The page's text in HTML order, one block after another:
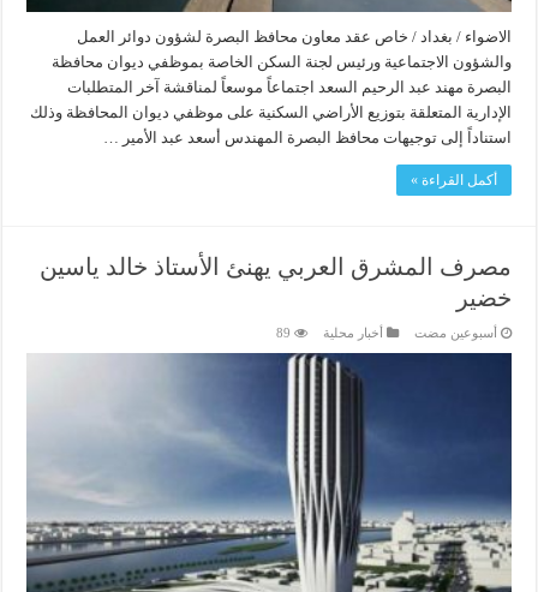
الاضواء / بغداد / خاص عقد معاون محافظ البصرة لشؤون دوائر العمل
والشؤون الاجتماعية ورئيس لجنة السكن الخاصة بموظفي ديوان محافظة
البصرة مهند عبد الرحيم السعد اجتماعاً موسعاً لمناقشة آخر المتطلبات
الإدارية المتعلقة بتوزيع الأراضي السكنية على موظفي ديوان المحافظة وذلك
استناداً إلى توجيهات محافظ البصرة المهندس أسعد عبد الأمير …
أكمل القراءة »
مصرف المشرق العربي يهنئ الأستاذ خالد ياسين
خضير
‏أسبوعين مضت أخبار محلية 89